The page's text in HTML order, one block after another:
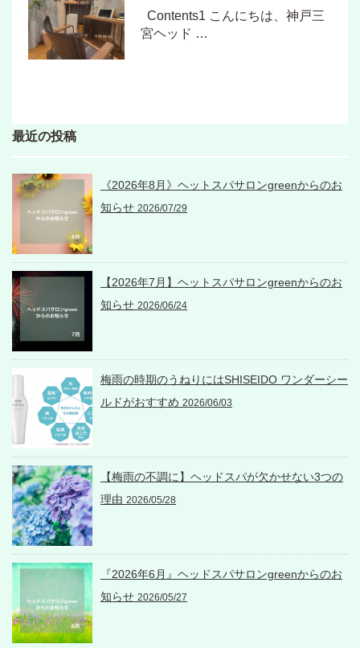
Contents1 こんにちは、神戸三
宮ヘッド …
最近の投稿
《2026年8月》ヘットスパサロンgreenからのお
知らせ 2026/07/29
【2026年7月】ヘットスパサロンgreenからのお
知らせ 2026/06/24
梅雨の時期のうねりにはSHISEIDO ワンダーシー
ルドがおすすめ 2026/06/03
【梅雨の不調に】ヘッドスパが欠かせない3つの
理由 2026/05/28
『2026年6月』ヘッドスパサロンgreenからのお
知らせ 2026/05/27